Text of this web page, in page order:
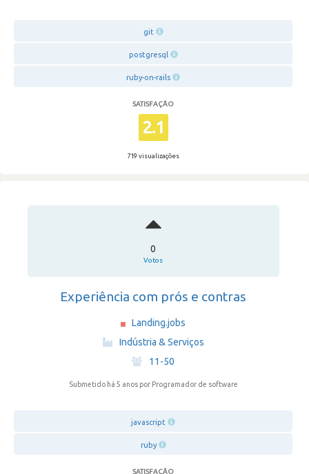
git
postgresql
ruby-on-rails
SATISFAÇÃO
2.1
719 visualizações
0
Votos
Experiência com prós e contras
Landing.jobs
Indústria & Serviços
·
11-50
Submetido há 5 anos por Programador de software
javascript
ruby
SATISFAÇÃO